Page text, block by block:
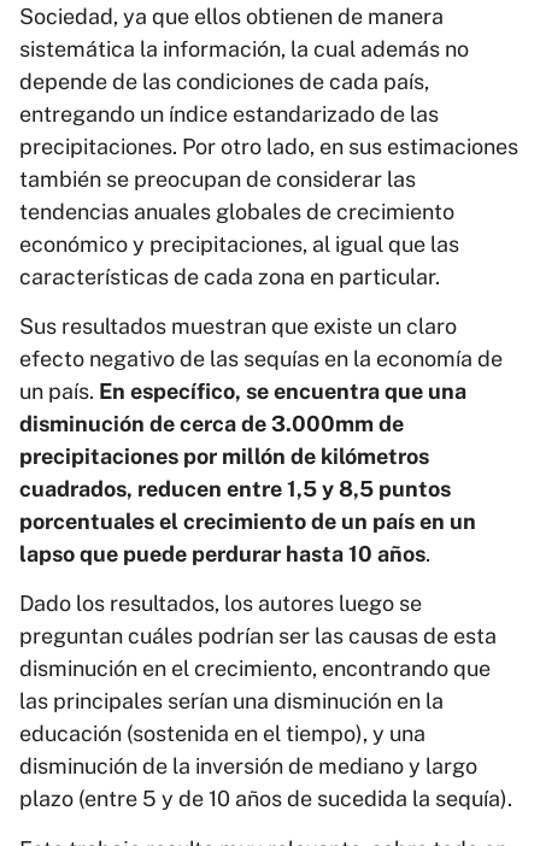
Sociedad, ya que ellos obtienen de manera
sistemática la información, la cual además no
depende de las condiciones de cada país,
entregando un índice estandarizado de las
precipitaciones. Por otro lado, en sus estimaciones
también se preocupan de considerar las
tendencias anuales globales de crecimiento
económico y precipitaciones, al igual que las
características de cada zona en particular.
Sus resultados muestran que existe un claro
efecto negativo de las sequías en la economía de
un país. En específico, se encuentra que una
disminución de cerca de 3.000mm de
precipitaciones por millón de kilómetros
cuadrados, reducen entre 1,5 y 8,5 puntos
porcentuales el crecimiento de un país en un
lapso que puede perdurar hasta 10 años.
Dado los resultados, los autores luego se
preguntan cuáles podrían ser las causas de esta
disminución en el crecimiento, encontrando que
las principales serían una disminución en la
educación (sostenida en el tiempo), y una
disminución de la inversión de mediano y largo
plazo (entre 5 y de 10 años de sucedida la sequía).